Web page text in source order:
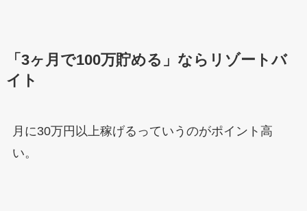
「3ヶ月で100万貯める」ならリゾートバ
イト
月に30万円以上稼げるっていうのがポイント高
い。